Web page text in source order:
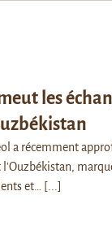
les
a récemment
et…
[...]